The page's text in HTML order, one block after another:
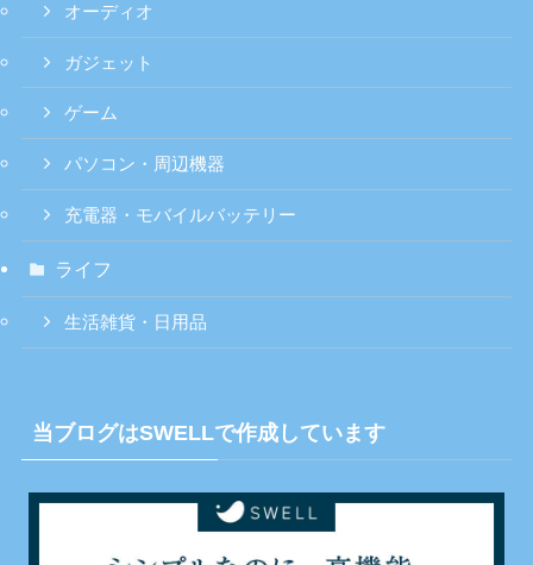
オーディオ
ガジェット
ゲーム
パソコン・周辺機器
充電器・モバイルバッテリー
ライフ
生活雑貨・日用品
当ブログはSWELLで作成しています